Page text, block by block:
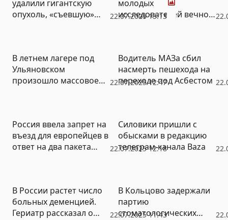
22.07.2025 13:13
удалили гигантскую
опухоль, «съевшую»
молодых
исследователей вечной
22.07.2025 12:47
В летнем лагере под
Ульяновском
произошло массовое
Водитель МАЗа сбил
насмерть пешехода на
переходе под Асбестом
22.07.2025 12:18
Россия ввела запрет на
въезд для европейцев в
ответ на два пакета
Силовики пришли с
обысками в редакцию
телеграм-канала Baza
22.07.2025 11:43
В России растет число
больных деменцией.
Гериатр рассказал о
В Кольцово задержали
партию
стоматологических